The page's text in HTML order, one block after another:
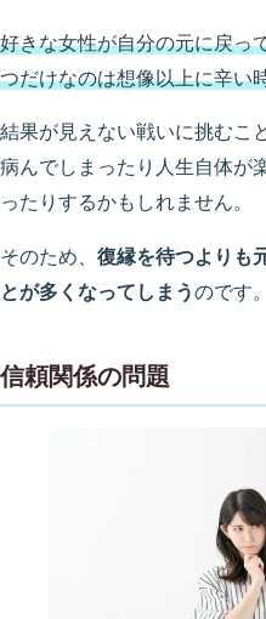
好きな女性が自分の元に戻っ
つだけなのは想像以上に辛い
結果が見えない戦いに挑むこ
病んでしまったり人生自体が
ったりするかもしれません。
そのため、 復縁を待つよりも
とが多くなってしまうのです。
信頼関係の問題